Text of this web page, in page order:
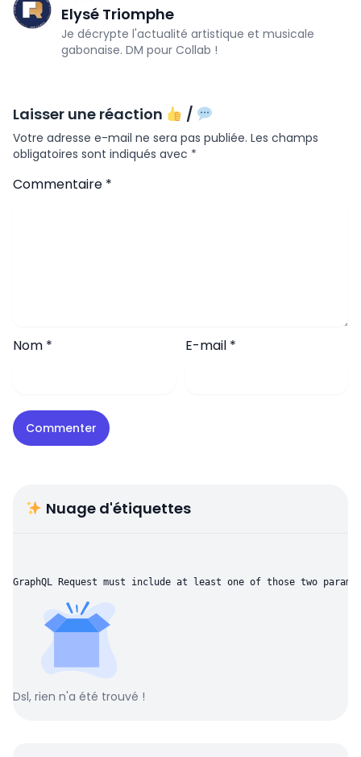
Elysé Triomphe
Je décrypte l'actualité artistique et musicale
gabonaise. DM pour Collab !
Laisser une réaction /
Votre adresse e-mail ne sera pas publiée. Les champs
obligatoires sont indiqués avec *
Commentaire *
Nom * E-mail *
Nuage d'étiquettes
GraphQL Request must include at least one of those two
Dsl, rien n'a été trouvé !